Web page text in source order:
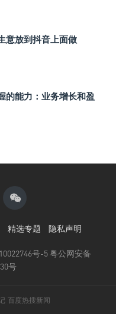
意放到抖音上面做
的能力：业务增长和盈
精选专题 隐私声明
号-5粤公网安备
号
百度热搜新闻